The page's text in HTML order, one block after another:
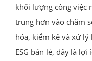
khối lượng công việc
trung hơn vào chăm
hóa, kiểm kê và xử
ESG bán lẻ, đây là